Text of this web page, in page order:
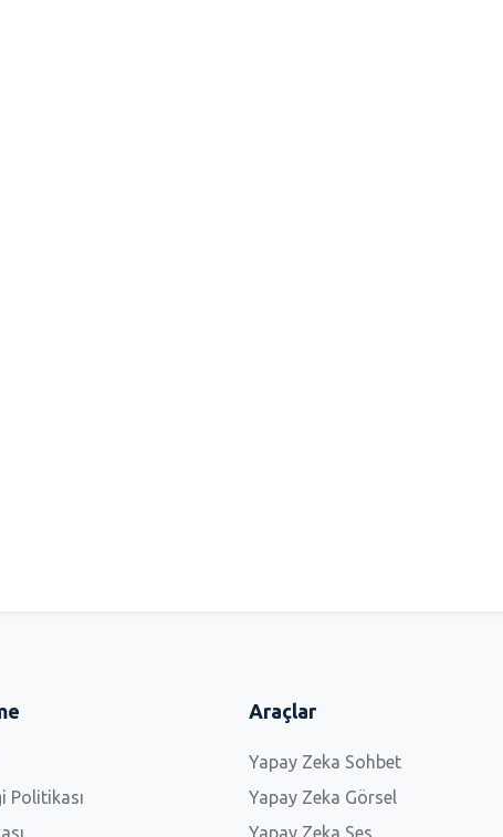
Politikası
Araçlar
Yapay Zeka Sohbet
Yapay Zeka Görsel
Yapay Zeka Ses